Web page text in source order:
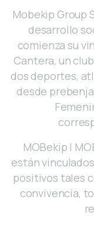
Mobekip Group
desarrollo
comienza su
Cantera, un
dos deportes,
desde
MOBekip |
están
positivos tales
convivencia,